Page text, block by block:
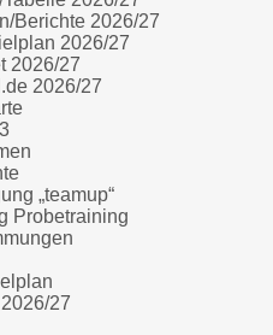
Berichte 2026/27
2026/27
2026/27
2026/27
„teamup“
Probetraining
27